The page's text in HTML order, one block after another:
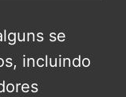
se
incluindo